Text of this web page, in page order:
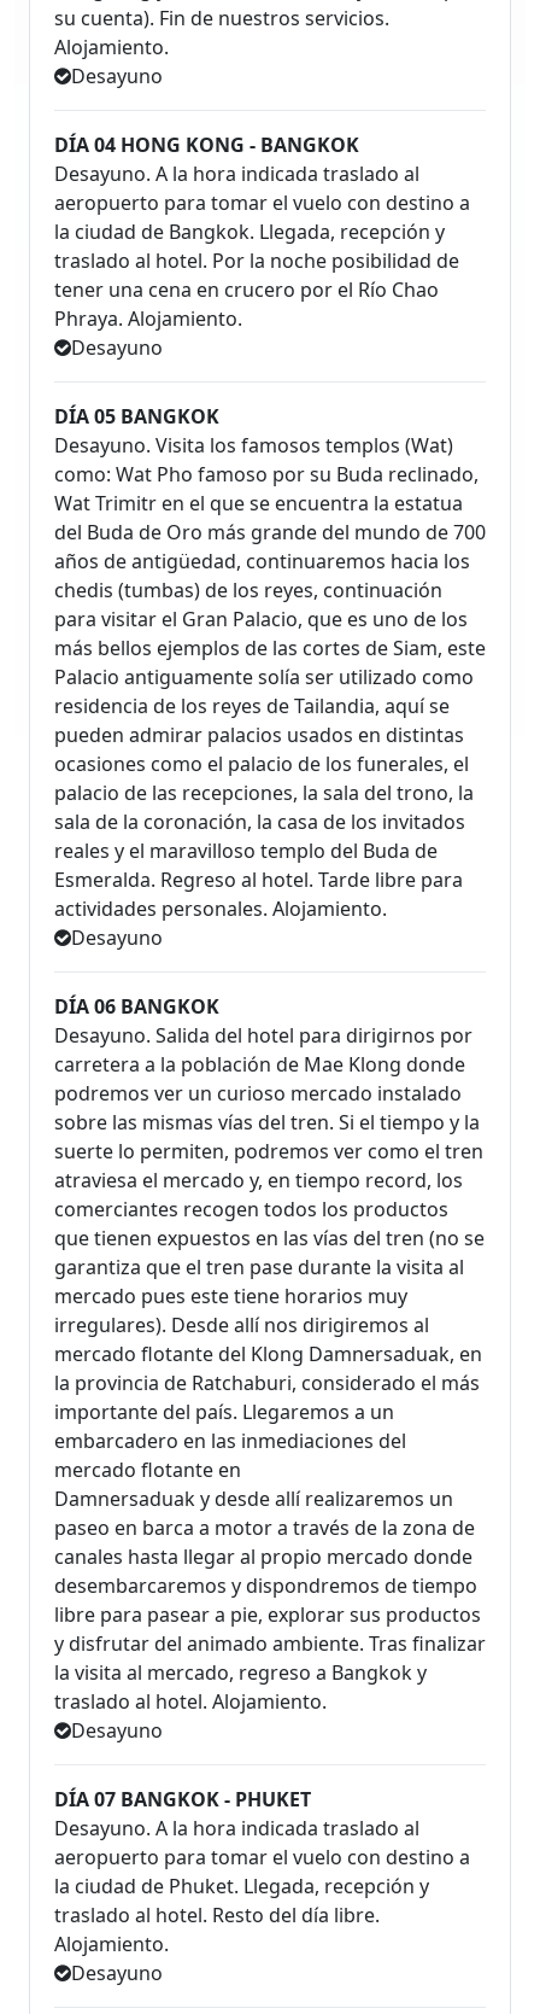
su cuenta). Fin de nuestros servicios.
Alojamiento.
Desayuno
DÍA 04 HONG KONG - BANGKOK
Desayuno. A la hora indicada traslado al
aeropuerto para tomar el vuelo con destino a
la ciudad de Bangkok. Llegada, recepción y
traslado al hotel. Por la noche posibilidad de
tener una cena en crucero por el Río Chao
Phraya. Alojamiento.
Desayuno
DÍA 05 BANGKOK
Desayuno. Visita los famosos templos (Wat)
como: Wat Pho famoso por su Buda reclinado,
Wat Trimitr en el que se encuentra la estatua
del Buda de Oro más grande del mundo de 700
años de antigüedad, continuaremos hacia los
chedis (tumbas) de los reyes, continuación
para visitar el Gran Palacio, que es uno de los
más bellos ejemplos de las cortes de Siam, este
Palacio antiguamente solía ser utilizado como
residencia de los reyes de Tailandia, aquí se
pueden admirar palacios usados en distintas
ocasiones como el palacio de los funerales, el
palacio de las recepciones, la sala del trono, la
sala de la coronación, la casa de los invitados
reales y el maravilloso templo del Buda de
Esmeralda. Regreso al hotel. Tarde libre para
actividades personales. Alojamiento.
Desayuno
DÍA 06 BANGKOK
Desayuno. Salida del hotel para dirigirnos por
carretera a la población de Mae Klong donde
podremos ver un curioso mercado instalado
sobre las mismas vías del tren. Si el tiempo y la
suerte lo permiten, podremos ver como el tren
atraviesa el mercado y, en tiempo record, los
comerciantes recogen todos los productos
que tienen expuestos en las vías del tren (no se
garantiza que el tren pase durante la visita al
mercado pues este tiene horarios muy
irregulares). Desde allí nos dirigiremos al
mercado flotante del Klong Damnersaduak, en
la provincia de Ratchaburi, considerado el más
importante del país. Llegaremos a un
embarcadero en las inmediaciones del
mercado flotante en
Damnersaduak y desde allí realizaremos un
paseo en barca a motor a través de la zona de
canales hasta llegar al propio mercado donde
desembarcaremos y dispondremos de tiempo
libre para pasear a pie, explorar sus productos
y disfrutar del animado ambiente. Tras finalizar
la visita al mercado, regreso a Bangkok y
traslado al hotel. Alojamiento.
Desayuno
DÍA 07 BANGKOK - PHUKET
Desayuno. A la hora indicada traslado al
aeropuerto para tomar el vuelo con destino a
la ciudad de Phuket. Llegada, recepción y
traslado al hotel. Resto del día libre.
Alojamiento.
Desayuno